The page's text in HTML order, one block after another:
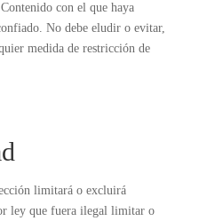
con el que haya
No debe eludir o evitar,
medida de restricción de
limitará o excluirá
ley que fuera ilegal limitar o